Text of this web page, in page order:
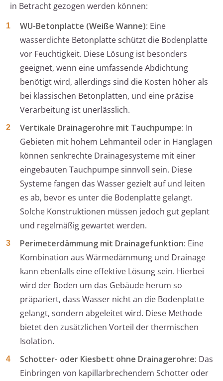
in Betracht gezogen werden können:
WU-Betonplatte (Weiße Wanne): Eine
wasserdichte Betonplatte schützt die Bodenplatte
vor Feuchtigkeit. Diese Lösung ist besonders
geeignet, wenn eine umfassende Abdichtung
benötigt wird, allerdings sind die Kosten höher als
bei klassischen Betonplatten, und eine präzise
Verarbeitung ist unerlässlich.
Vertikale Drainagerohre mit Tauchpumpe: In
Gebieten mit hohem Lehmanteil oder in Hanglagen
können senkrechte Drainagesysteme mit einer
eingebauten Tauchpumpe sinnvoll sein. Diese
Systeme fangen das Wasser gezielt auf und leiten
es ab, bevor es unter die Bodenplatte gelangt.
Solche Konstruktionen müssen jedoch gut geplant
und regelmäßig gewartet werden.
Perimeterdämmung mit Drainagefunktion: Eine
Kombination aus Wärmedämmung und Drainage
kann ebenfalls eine effektive Lösung sein. Hierbei
wird der Boden um das Gebäude herum so
präpariert, dass Wasser nicht an die Bodenplatte
gelangt, sondern abgeleitet wird. Diese Methode
bietet den zusätzlichen Vorteil der thermischen
Isolation.
Schotter- oder Kiesbett ohne Drainagerohre: Das
Einbringen von kapillarbrechendem Schotter oder